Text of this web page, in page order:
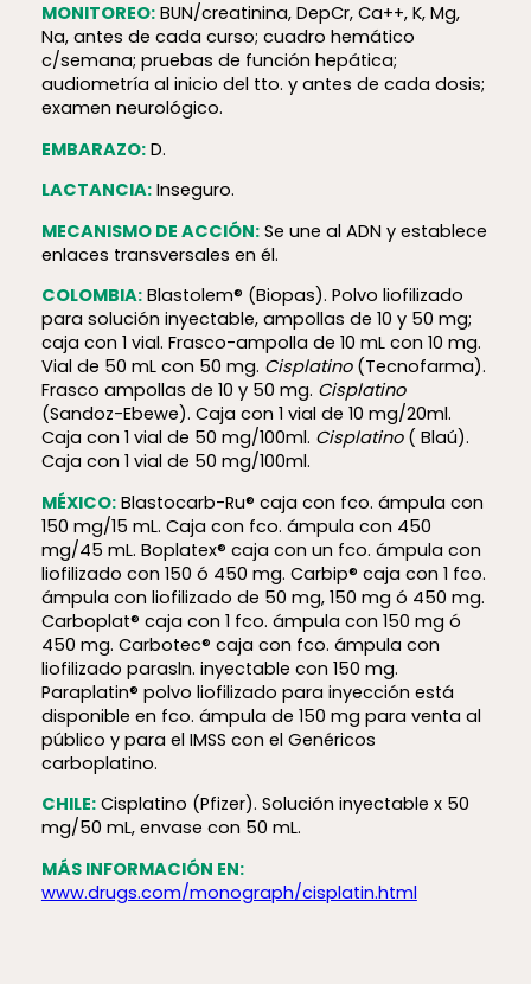
MONITOREO:BUN/creatinina, DepCr, Ca++, K, Mg,
Na, antes de cada curso; cuadro hemático
c/semana; pruebas de función hepática;
audiometría al inicio del tto. y antes de cada dosis;
examen neurológico.
EMBARAZO:D.
LACTANCIA:Inseguro.
MECANISMO DE ACCIÓN:Se une al ADN y establece
enlaces transversales en él.
COLOMBIA:Blastolem® (Biopas). Polvo liofilizado
para solución inyectable, ampollas de 10 y 50 mg;
caja con 1 vial. Frasco-ampolla de 10 mL con 10 mg.
Vial de 50 mL con 50 mg. Cisplatino(Tecnofarma).
Frasco ampollas de 10 y 50 mg. Cisplatino
(Sandoz-Ebewe). Caja con 1 vial de 10 mg/20ml.
Caja con 1 vial de 50 mg/100ml. Cisplatino( Blaú).
Caja con 1 vial de 50 mg/100ml.
MÉXICO:Blastocarb-Ru® caja con fco. ámpula con
150 mg/15 mL. Caja con fco. ámpula con 450
mg/45 mL. Boplatex® caja con un fco. ámpula con
liofilizado con 150 ó 450 mg. Carbip® caja con 1 fco.
ámpula con liofilizado de 50 mg, 150 mg ó 450 mg.
Carboplat® caja con 1 fco. ámpula con 150 mg ó
450 mg. Carbotec® caja con fco. ámpula con
liofilizado parasln. inyectable con 150 mg.
Paraplatin® polvo liofilizado para inyección está
disponible en fco. ámpula de 150 mg para venta al
público y para el IMSS con el Genéricos
carboplatino.
CHILE:Cisplatino (Pfizer). Solución inyectable x 50
mg/50 mL, envase con 50 mL.
MÁS INFORMACIÓN EN:
www.drugs.com/monograph/cisplatin.html